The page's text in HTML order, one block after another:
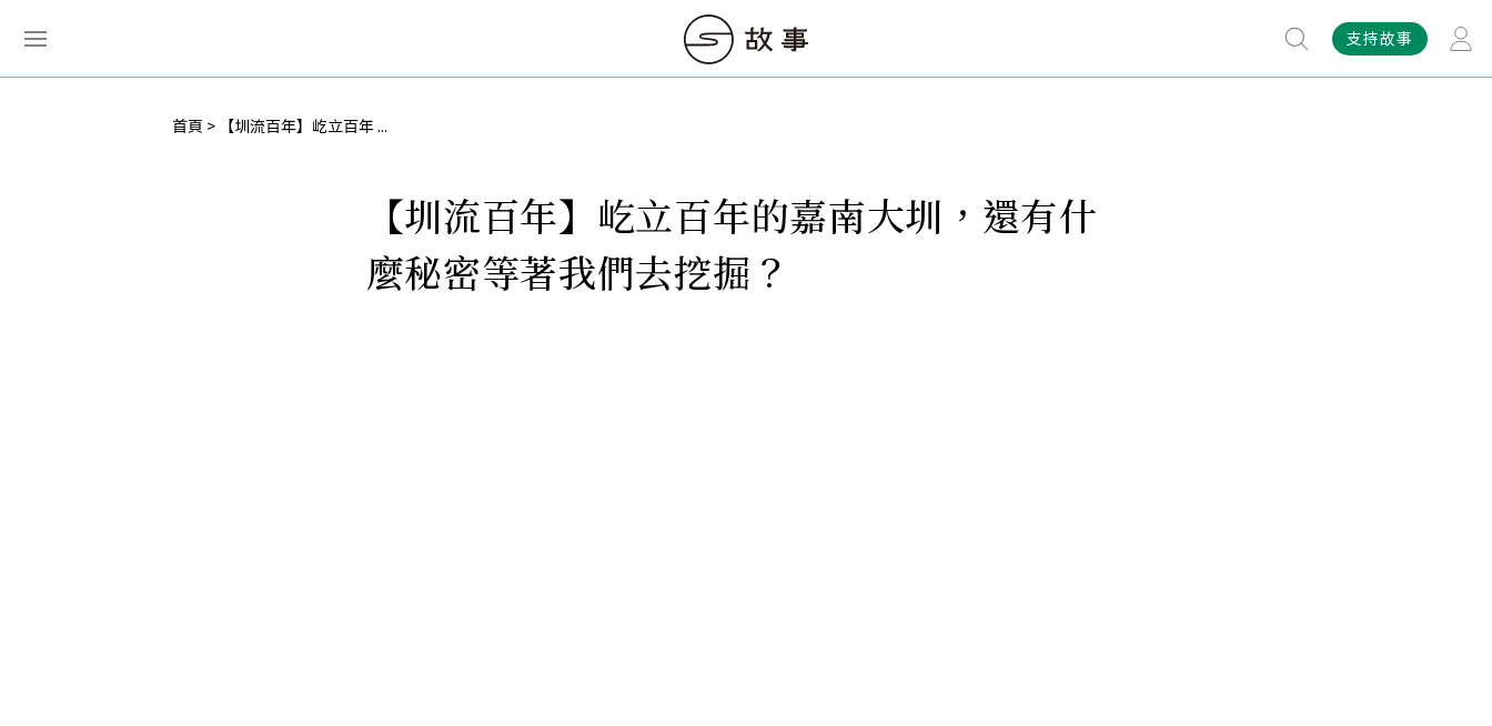
支持故事
首頁 【圳流百年】屹立百年 ...
【圳流百年】屹立百年的嘉南大圳，還有什
麼秘密等著我們去挖掘？